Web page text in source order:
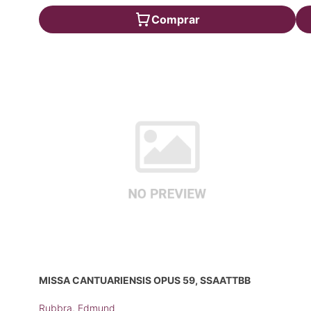
Comprar
MISSA CANTUARIENSIS OPUS 59, SSAATTBB
Rubbra, Edmund